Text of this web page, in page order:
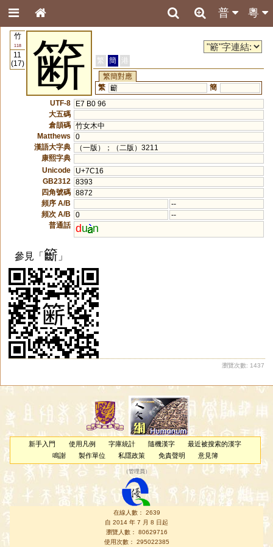
粵
普
竹
118
11
(17)
簖 繁 簡
港
繁簡對應
繁 籪
簡
UTF-8
E7 B0 96
大五碼
倉頡碼 竹女木中
Matthews
0
漢語大字典
（一版）；（二版）3211
康熙字典
Unicode
U+7C16
GB2312
8393
四角號碼 8872
頻序 A/B
--
頻次 A/B
0
--
普通話 du n
參見「籪 」
瀏覽次數: 1437
新手入門 使用凡例 字庫統計 隨機漢字
最近被搜索的漢字
鳴謝
製作單位 私隱政策 免責聲明 意見簿
（管理員 ）
在線人數： 2639
自 2014 年 7 月 8 日起
瀏覽人數： 80629716
使用次數： 295022385